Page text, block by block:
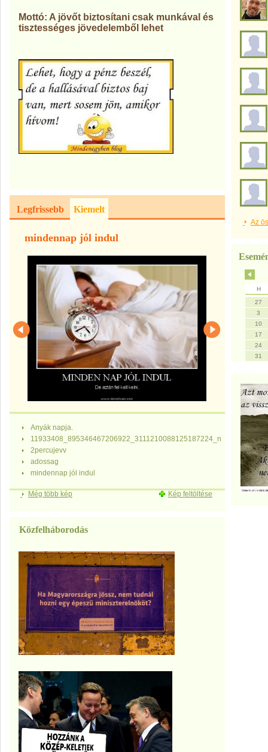
Mottó: A jövőt biztosítani csak munkával és
tisztességes jövedelemből lehet
Legfrissebb Kiemelt
mindennap jól indul
Anyák napja.
11933408_895346467206922_3111210088125187224_n
2percujevv
adossag
mindennap jól indul
Még több kép Kép feltöltése
Közfelháborodás
Az
H
27
3
10
17
24
31